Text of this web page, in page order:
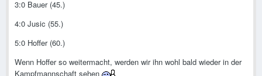
3:0 Bauer (45.)
4:0 Jusic (55.)
5:0 Hoffer (60.)
Wenn Hoffer so weitermacht, werden wir ihn wohl bald wieder in der
Kampfmannschaft sehen